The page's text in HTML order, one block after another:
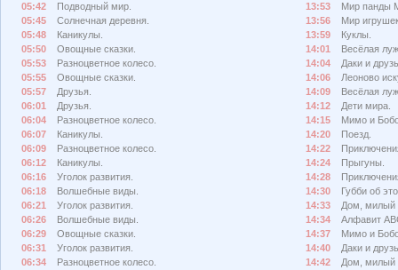
05:42
Подводный мир.
05:45
Солнечная деревня.
05:48
Каникулы.
05:50
Овощные сказки.
05:53
Разноцветное колесо.
05:55
Овощные сказки.
05:57
Друзья.
06:01
Друзья.
06:04
Разноцветное колесо.
06:07
Каникулы.
06:09
Разноцветное колесо.
06:12
Каникулы.
06:16
Уголок развития.
06:18
Волшебные виды.
06:21
Уголок развития.
06:26
Волшебные виды.
06:29
Овощные сказки.
06:31
Уголок развития.
06:34
Разноцветное колесо.
13:53
Мир панды
13:56
Мир
13:59
Куклы.
14:01
Весёлая
14:04
Даки и
14:06
Леоново
14:09
Весёлая
14:12
Дети мира.
14:15
Мимо и
14:20
Поезд.
14:22
14:24
Прыгуны.
14:28
14:30
Губби об
14:33
Дом, милый
14:34
Алфавит
14:37
Мимо и
14:40
Даки и
14:42
Дом, милый